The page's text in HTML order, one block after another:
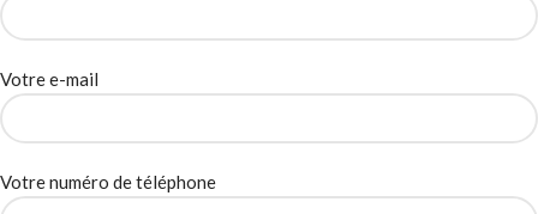
Votre e-mail
Votre numéro de téléphone